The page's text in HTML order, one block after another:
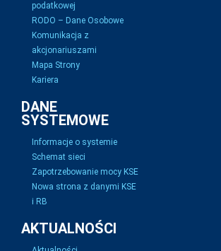
podatkowej
RODO – Dane Osobowe
Komunikacja z
akcjonariuszami
Mapa Strony
Kariera
DANE
SYSTEMOWE
Informacje o systemie
Schemat sieci
Zapotrzebowanie mocy KSE
Nowa strona z danymi KSE
i RB
AKTUALNOŚCI